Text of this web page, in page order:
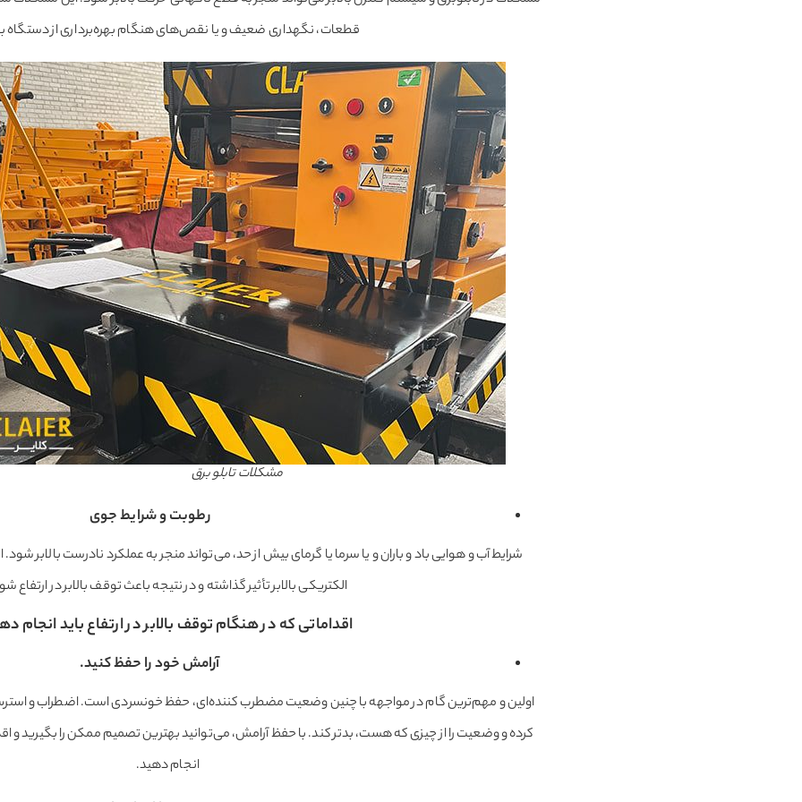
قطعات، نگهداری ضعیف و یا نقص‌های هنگام بهره‌برداری از دستگاه
مشکلات تابلو برق
رطوبت و شرایط جوی
شرایط آب و هوایی باد و باران و یا سرما یا گرمای بیش از حد، می‌تواند منجر به عملکرد نادرست بالابر
الکتریکی بالابر تأثیر گذاشته و در نتیجه باعث توقف بالابر در ارتفاع
اقداماتی که در هنگام توقف بالابر در ارتفاع باید انجام
آرامش خود را حفظ کنید.
اولین و مهم‌ترین گام در مواجهه با چنین وضعیت مضطرب کننده‌ای، حفظ خونسردی است. اضطراب و
کرده و وضعیت را از چیزی که هست، بدتر کند. با حفظ آرامش، می‌توانید بهترین تصمیم‌ ممکن را بگیرید و
انجام دهید.